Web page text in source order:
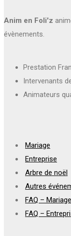
Anim en Foli'z
évènements.
Prestation
Intervenants
Animateurs
Mariage
Entreprise
Arbre de noël
Autres
FAQ – Mariage
FAQ –